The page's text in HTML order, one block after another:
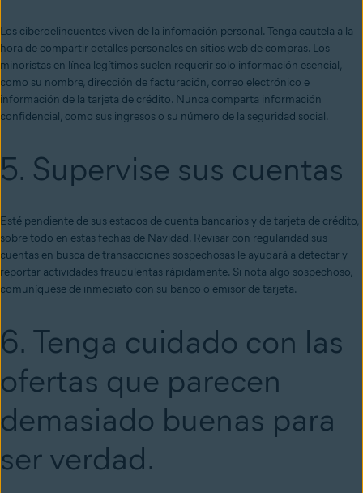
Los ciberdelincuentes viven de la infomación personal. Tenga cautela a la
hora de compartir detalles personales en sitios web de compras. Los
minoristas en línea legítimos suelen requerir solo información esencial,
como su nombre, dirección de facturación, correo electrónico e
información de la tarjeta de crédito. Nunca comparta información
confidencial, como sus ingresos o su número de la seguridad social.
5. Supervise sus cuentas
Esté pendiente de sus estados de cuenta bancarios y de tarjeta de crédito,
sobre todo en estas fechas de Navidad. Revisar con regularidad sus
cuentas en busca de transacciones sospechosas le ayudará a detectar y
reportar actividades fraudulentas rápidamente. Si nota algo sospechoso,
comuníquese de inmediato con su banco o emisor de tarjeta.
6. Tenga cuidado con las
ofertas que parecen
demasiado buenas para
ser verdad.